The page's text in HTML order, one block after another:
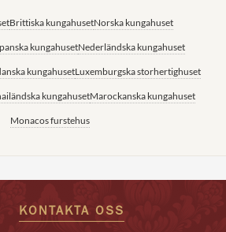
Brittiska kungahusetNorska kungahuset
kungahusetNederländska kungahuset
kungahusetLuxemburgska storhertighuset
kungahusetMarockanska kungahuset
Monacos furstehus
KONTAKTA OSS